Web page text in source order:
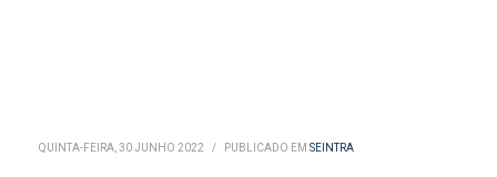
QUINTA-FEIRA, 30 JUNHO 2022 / PUBLICADO EM SEINTRA